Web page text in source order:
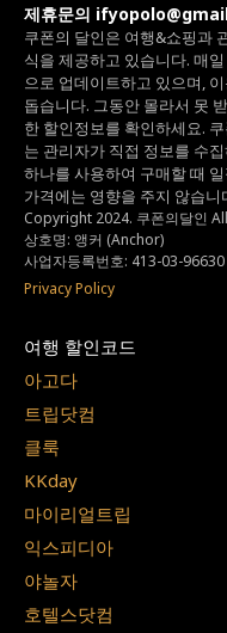
제휴문의
쿠폰의 달인은 여행&쇼핑과
식을 제공하고 있습니다. 매
으로 업데이트하고 있으며,
돕습니다. 그동안 몰라서 못
한 할인정보를 확인하세요.
는 관리자가 직접 정보를 수
하나를 사용하여 구매할 때
가격에는 영향을 주지 않습니
Copyright 2024. 쿠폰의달인
상호명: 앵커 (Anchor)
사업자등록번호: 413-03-96630
Privacy Policy
여행 할인코드
아고다
트립닷컴
클룩
KKday
마이리얼트립
익스피디아
야놀자
호텔스닷컴